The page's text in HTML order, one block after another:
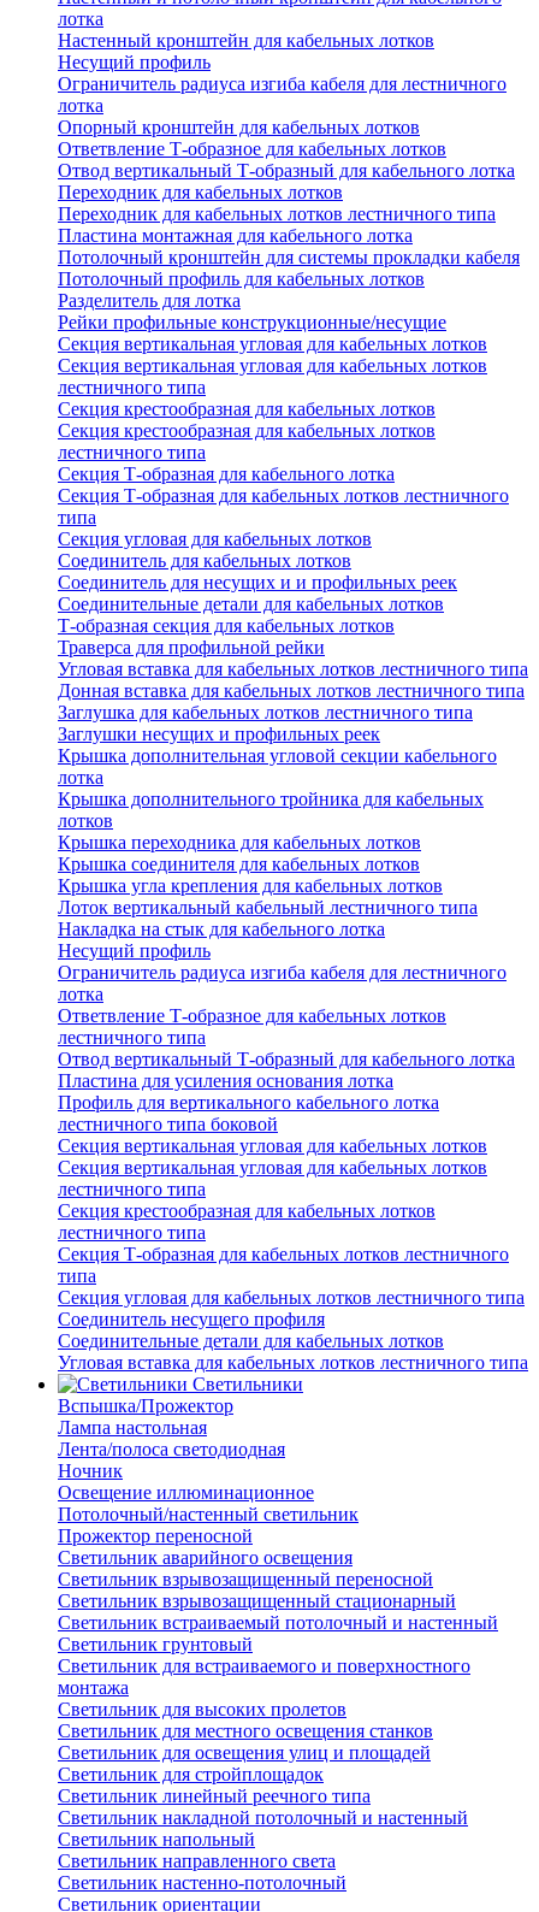
лотка
Настенный кронштейн для кабельных лотков
Несущий профиль
Ограничитель радиуса изгиба кабеля для лестничного
лотка
Опорный кронштейн для кабельных лотков
Ответвление Т-образное для кабельных лотков
Отвод вертикальный Т-образный для кабельного лотка
Переходник для кабельных лотков
Переходник для кабельных лотков лестничного типа
Пластина монтажная для кабельного лотка
Потолочный кронштейн для системы прокладки кабеля
Потолочный профиль для кабельных лотков
Разделитель для лотка
Рейки профильные конструкционные/несущие
Секция вертикальная угловая для кабельных лотков
Секция вертикальная угловая для кабельных лотков
лестничного типа
Секция крестообразная для кабельных лотков
Секция крестообразная для кабельных лотков
лестничного типа
Секция Т-образная для кабельного лотка
Секция Т-образная для кабельных лотков лестничного
типа
Секция угловая для кабельных лотков
Соединитель для кабельных лотков
Соединитель для несущих и и профильных реек
Соединительные детали для кабельных лотков
Т-образная секция для кабельных лотков
Траверса для профильной рейки
Угловая вставка для кабельных лотков лестничного типа
Донная вставка для кабельных лотков лестничного типа
Заглушка для кабельных лотков лестничного типа
Заглушки несущих и профильных реек
Крышка дополнительная угловой секции кабельного
лотка
Крышка дополнительного тройника для кабельных
лотков
Крышка переходника для кабельных лотков
Крышка соединителя для кабельных лотков
Крышка угла крепления для кабельных лотков
Лоток вертикальный кабельный лестничного типа
Накладка на стык для кабельного лотка
Несущий профиль
Ограничитель радиуса изгиба кабеля для лестничного
лотка
Ответвление Т-образное для кабельных лотков
лестничного типа
Отвод вертикальный Т-образный для кабельного лотка
Пластина для усиления основания лотка
Профиль для вертикального кабельного лотка
лестничного типа боковой
Секция вертикальная угловая для кабельных лотков
Секция вертикальная угловая для кабельных лотков
лестничного типа
Секция крестообразная для кабельных лотков
лестничного типа
Секция Т-образная для кабельных лотков лестничного
типа
Секция угловая для кабельных лотков лестничного типа
Соединитель несущего профиля
Соединительные детали для кабельных лотков
Угловая вставка для кабельных лотков лестничного типа
Светильники
Вспышка/Прожектор
Лампа настольная
Лента/полоса светодиодная
Ночник
Освещение иллюминационное
Потолочный/настенный светильник
Прожектор переносной
Светильник аварийного освещения
Светильник взрывозащищенный переносной
Светильник взрывозащищенный стационарный
Светильник встраиваемый потолочный и настенный
Светильник грунтовый
Светильник для встраиваемого и поверхностного
монтажа
Светильник для высоких пролетов
Светильник для местного освещения станков
Светильник для освещения улиц и площадей
Светильник для стройплощадок
Светильник линейный реечного типа
Светильник накладной потолочный и настенный
Светильник напольный
Светильник направленного света
Светильник настенно-потолочный
Светильник ориентации